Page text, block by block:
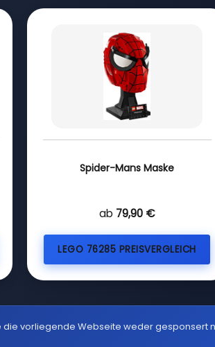
Spider-Mans Maske
ab 79,90 €
LEGO 76285 PREISVERGLEICH
die vorliegende Webseite weder gesponsert